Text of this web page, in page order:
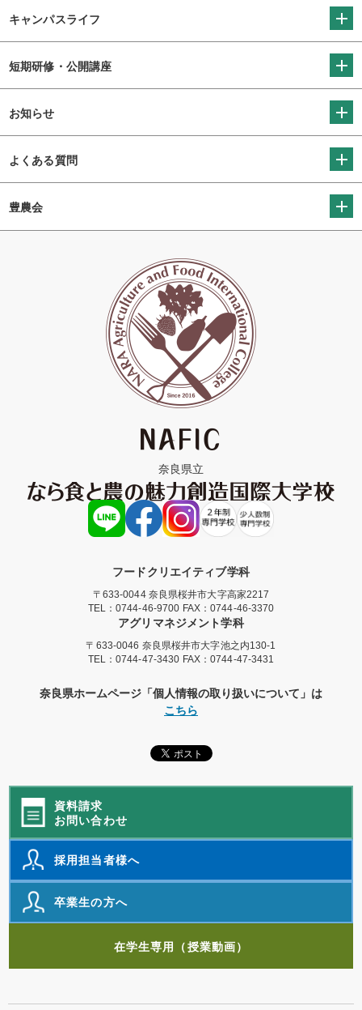
キャンパスライフ
短期研修・公開講座
お知らせ
よくある質問
豊農会
奈良県立
フードクリエイティブ学科
〒633-0044 奈良県桜井市大字高家2217
TEL：0744-46-9700 FAX：0744-46-3370
アグリマネジメント学科
〒633-0046 奈良県桜井市大字池之内130-1
TEL：0744-47-3430 FAX：0744-47-3431
奈良県ホームページ「個人情報の取り扱いについて」は
こちら
資料請求
お問い合わせ
採用担当者様へ
卒業生の方へ
在学生専用（授業動画）